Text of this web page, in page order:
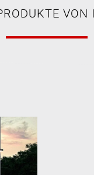
VON